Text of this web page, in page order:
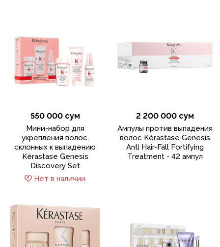
550 000 сум
Мини-набор для
укрепления волос,
склонных к выпадению
Kérastase Genesis
Discovery Set
Нет в наличии
2 200 000 сум
Ампулы против выпадения
волос Kérastase Genesis
Anti Hair-Fall Fortifying
Treatment - 42 ампул